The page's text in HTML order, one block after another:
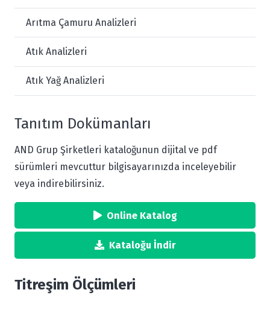
Arıtma Çamuru Analizleri
Atık Analizleri
Atık Yağ Analizleri
Tanıtım Dokümanları
AND Grup Şirketleri kataloğunun dijital ve pdf
sürümleri mevcuttur bilgisayarınızda inceleyebilir
veya indirebilirsiniz.
Online Katalog
Kataloğu İndir
Titreşim Ölçümleri